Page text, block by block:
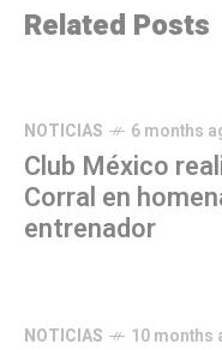
Related Posts
NOTICIAS 6 months
Club México
Corral en
entrenador
NOTICIAS 10 months